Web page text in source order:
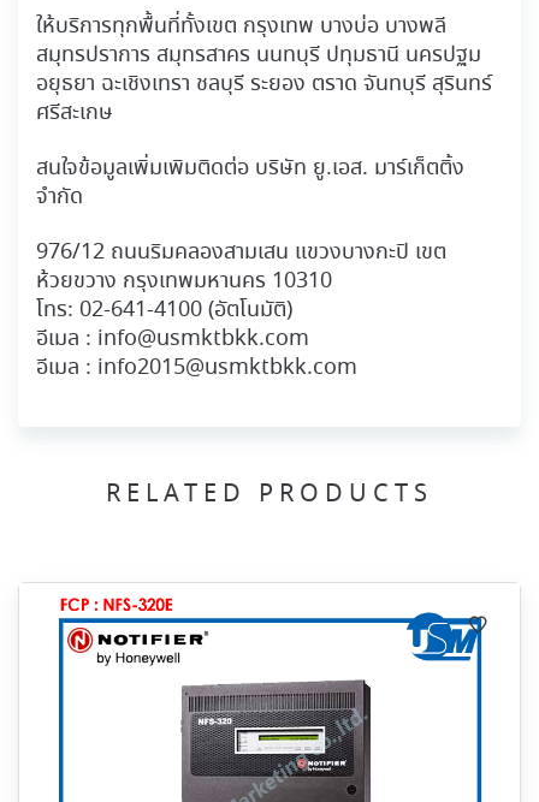
ให้บริการทุกพื้นที่ทั้งเขต กรุงเทพ บางบ่อ บางพลี
สมุทรปราการ สมุทรสาคร นนทบุรี ปทุมธานี นครปฐม
อยุธยา ฉะเชิงเทรา ชลบุรี ระยอง ตราด จันทบุรี สุรินทร์
ศรีสะเกษ
สนใจข้อมูลเพิ่มเพิมติดต่อ บริษัท ยู.เอส. มาร์เก็ตติ้ง
จำกัด
976/12 ถนนริมคลองสามเสน แขวงบางกะปิ เขต
ห้วยขวาง กรุงเทพมหานคร 10310
โทร: 02-641-4100(อัตโนมัติ)
อีเมล : info@usmktbkk.com
อีเมล : info2015@usmktbkk.com
RELATED PRODUCTS